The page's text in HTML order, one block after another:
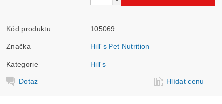
Kód produktu 105069
Značka Hill´s Pet Nutrition
Kategorie Hill's
Dotaz Hlídat cenu